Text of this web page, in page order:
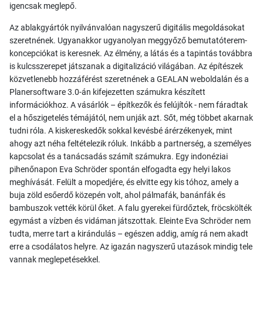
igencsak meglepő.
Az ablakgyártók nyilvánvalóan nagyszerű digitális megoldásokat
szeretnének. Ugyanakkor ugyanolyan meggyőző bemutatóterem-
koncepciókat is keresnek. Az élmény, a látás és a tapintás továbbra
is kulcsszerepet játszanak a digitalizáció világában. Az építészek
közvetlenebb hozzáférést szeretnének a GEALAN weboldalán és a
Planersoftware 3.0-án kifejezetten számukra készített
információkhoz. A vásárlók – építkezők és felújítók - nem fáradtak
el a hőszigetelés témájától, nem unják azt. Sőt, még többet akarnak
tudni róla. A kiskereskedők sokkal kevésbé árérzékenyek, mint
ahogy azt néha feltételezik róluk. Inkább a partnerség, a személyes
kapcsolat és a tanácsadás számít számukra. Egy indonéziai
pihenőnapon Eva Schröder spontán elfogadta egy helyi lakos
meghívását. Felült a mopedjére, és elvitte egy kis tóhoz, amely a
buja zöld esőerdő közepén volt, ahol pálmafák, banánfák és
bambuszok vették körül őket. A falu gyerekei fürdőztek, fröcskölték
egymást a vízben és vidáman játszottak. Eleinte Eva Schröder nem
tudta, merre tart a kirándulás – egészen addig, amíg rá nem akadt
erre a csodálatos helyre. Az igazán nagyszerű utazások mindig tele
vannak meglepetésekkel.